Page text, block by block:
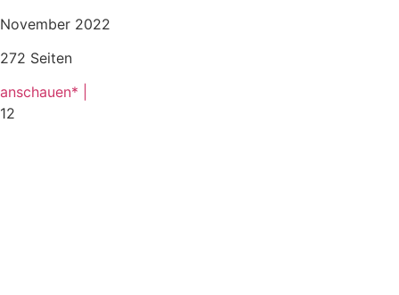
November 2022
272 Seiten
anschauen* |
12